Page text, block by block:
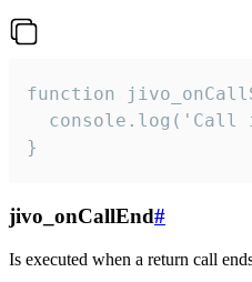
function
console.log('Call
}
jivo_onCallEnd#
Is executed when a return call